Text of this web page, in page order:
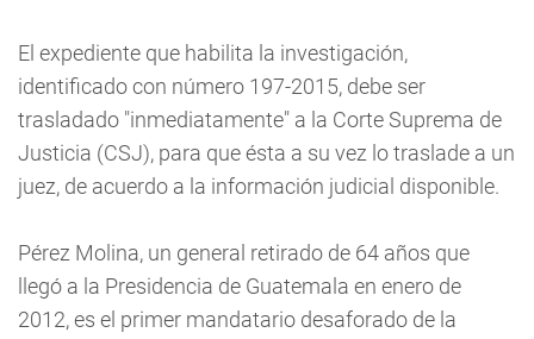
El expediente que habilita la investigación,
identificado con número 197-2015, debe ser
trasladado "inmediatamente" a la Corte Suprema de
Justicia (CSJ), para que ésta a su vez lo traslade a un
juez, de acuerdo a la información judicial disponible.
Pérez Molina, un general retirado de 64 años que
llegó a la Presidencia de Guatemala en enero de
2012, es el primer mandatario desaforado de la